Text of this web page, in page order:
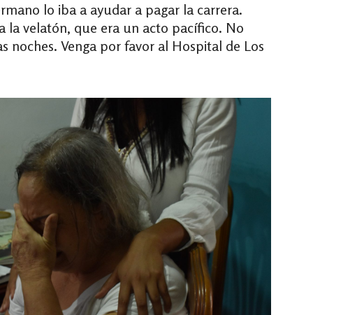
lo iba a ayudar a pagar la carrera.
la velatón, que era un acto pacífico. No
noches. Venga por favor al Hospital de Los